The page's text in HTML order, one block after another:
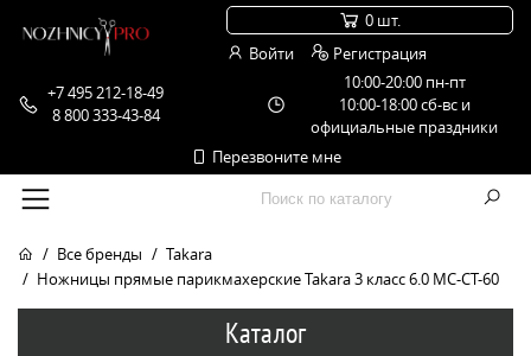
+7 495 212-18-49
8 800 333-43-84
10:00-20:00 пн-пт
10:00-18:00 сб-вс и
официальные праздники
Перезвоните мне
0 шт.
Войти
Регистрация
Все бренды
Takara
Ножницы прямые парикмахерские Takara 3 класс 6.0 MC-CT-60
Каталог